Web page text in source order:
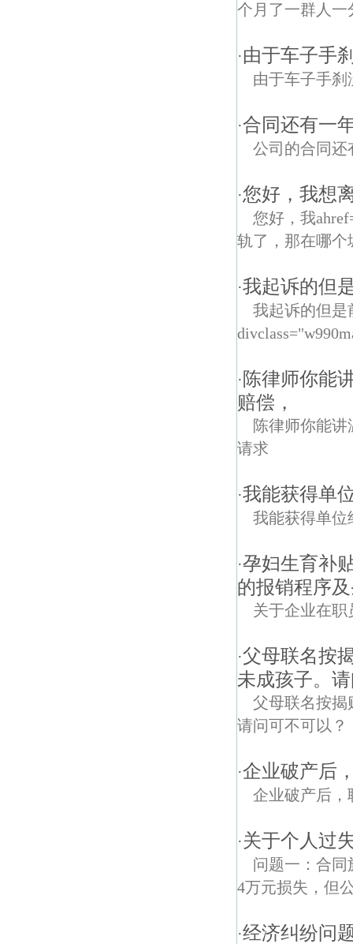
个月了一群人一
·由于车子手
由于车子手
·合同还有一
公司的合同还
·您好，我想
您好，我
轨了，那在哪个
·我起诉的但
我起诉的但是
· 陈律师你能
赔偿，
陈律师你能
请求
·我能获得单
我能获得单位
·孕妇生育补
的报销程序
关于企业在
·父母联名按
未成孩子。
父母联名按揭
请问可不可以？
·企业破产后
企业破产后，
·关于个人过
问题一：合
4万元损失，但
·经济纠纷问